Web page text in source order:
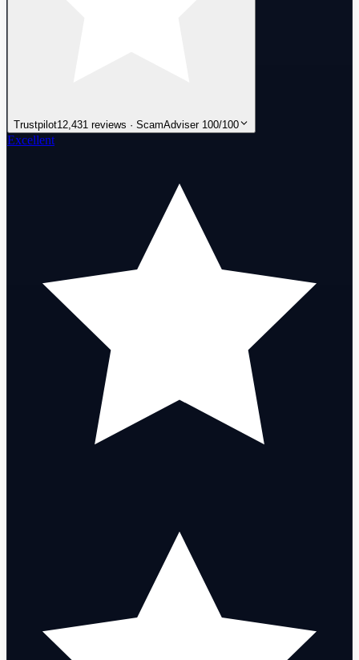
Trustpilot12,431 reviews · ScamAdviser 100/100
Excellent